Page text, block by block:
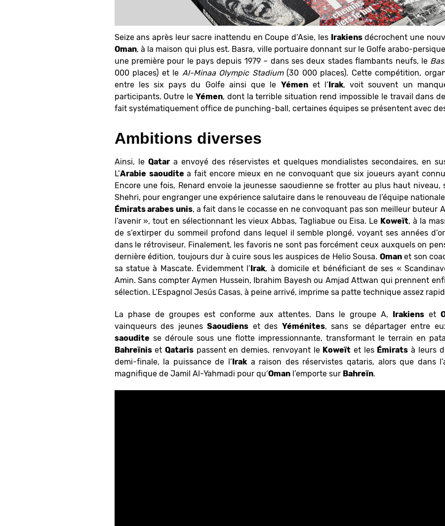
Seize ans après leur sacre inattendu en Coupe d’Asie, les Irakiensdécrochent une
Oman, à la maison qui plus est. Basra, ville portuaire donnant sur le Golfe arabo-
une première pour le pays depuis 1979 – dans ses deux stades flambants neufs, le
000 places) et le Al-Minaa Olympic Stadium(30 000 places). Cette compétition,
entre les six pays du Golfe ainsi que le Yémenet l’ Irak, voit souvent un
participants. Outre leYémen, dont la terrible situation rend impossible le travail dans
fait systématiquement office de punching-ball, certaines équipes se présentent avec
Ambitions diverses
Ainsi, le Qatara envoyé des réservistes et quelques mondialistes secondaires, en
L’Arabie saoudite a fait encore mieux en ne convoquant que six joueurs ayant
Encore une fois, Renard envoie la jeunesse saoudienne se frotter au plus haut niveau,
Shehri, pour engranger une expérience salutaire dans le renouveau de l’équipe
Émirats arabes unis, a fait dans le cocasse en ne convoquant pas son meilleur buteur
l’avenir », tout en sélectionnant les vieux Abbas, Tagliabue ou Eisa. Le Koweït, à la
de s’extirper du sommeil profond dans lequel il semble plongé, voyant ses années
dans le rétroviseur. Finalement, les favoris ne sont pas forcément ceux auxquels on
dernière édition, toujours dur à cuire sous les auspices de Helio Sousa. Omanet son
sa statue à Mascate. Évidemment l’ Irak, à domicile et bénéficiant de ses «
Amin. Sans compter Aymen Hussein, Ibrahim Bayesh ou Amjad Attwan qui prennent
sélection. L’Espagnol Jesús Casas, à peine arrivé, imprime sa patte technique assez
La phase de groupes est conforme aux attentes. Dans le groupe A, Irakiens et
vainqueurs des jeunesSaoudiens et des Yéménites, sans se départager entre
saoudite se déroule sous une flotte impressionnante, transformant le terrain en
BahreïnisetQataris passent en demies, renvoyant le Koweït et les Émirats à leurs
demi-finale, la puissance de l’ Iraka raison des réservistes qataris, alors que dans
magnifique de Jamil Al-Yahmadi pour qu’Omanl’emporte sur Bahreïn.